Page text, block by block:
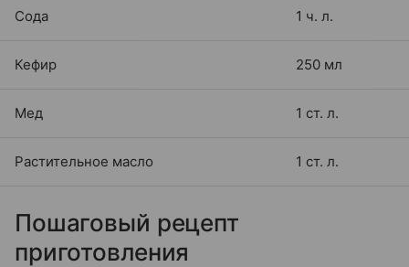
Сода 1 ч. л.
Кефир 250 мл
Мед 1 ст. л.
Растительное масло 1 ст. л.
Пошаговый рецепт
приготовления